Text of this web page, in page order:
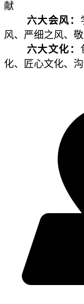
献
六大会风：
风、严细之风、
六大文化：
化、匠心文化、